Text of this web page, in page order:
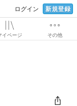
ログイン 新規登録
イページ その他